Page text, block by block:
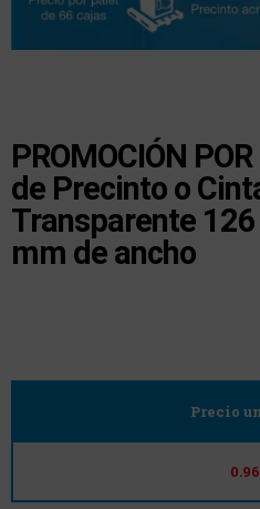
PROMOCIÓN
de Precinto o
Transparente
mm de ancho
Precio